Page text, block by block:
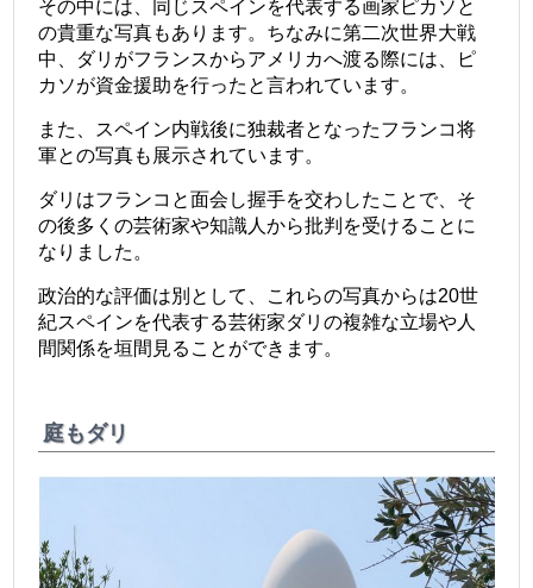
その中には、同じスペインを代表する画家ピカソと
の貴重な写真もあります。ちなみに第二次世界大戦
中、ダリがフランスからアメリカへ渡る際には、ピ
カソが資金援助を行ったと言われています。
また、スペイン内戦後に独裁者となったフランコ将
軍との写真も展示されています。
ダリはフランコと面会し握手を交わしたことで、そ
の後多くの芸術家や知識人から批判を受けることに
なりました。
政治的な評価は別として、これらの写真からは20世
紀スペインを代表する芸術家ダリの複雑な立場や人
間関係を垣間見ることができます。
庭もダリ